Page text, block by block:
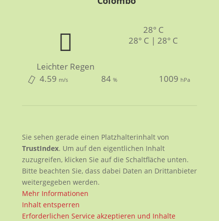
Leichter Regen
28° C
28° C | 28° C
4.59 m/s 84% 1009 hPa
Sie sehen gerade einen Platzhalterinhalt von
TrustIndex. Um auf den eigentlichen Inhalt
zuzugreifen, klicken Sie auf die Schaltfläche unten.
Bitte beachten Sie, dass dabei Daten an Drittanbieter
weitergegeben werden.
Mehr Informationen
Inhalt entsperren
Erforderlichen Service akzeptieren und Inhalte